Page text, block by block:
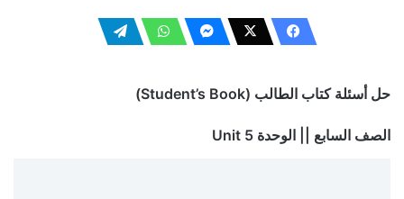
حل أسئلة كتاب الطالب (Student’s Book)
الصف السابع || الوحدة Unit 5